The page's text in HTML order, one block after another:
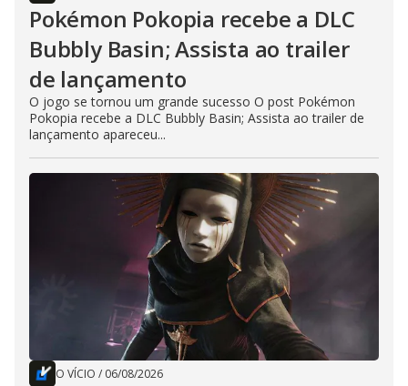
Pokémon Pokopia recebe a DLC
Bubbly Basin; Assista ao trailer
de lançamento
O jogo se tornou um grande sucesso O post Pokémon
Pokopia recebe a DLC Bubbly Basin; Assista ao trailer de
lançamento apareceu...
O VÍCIO / 06/08/2026